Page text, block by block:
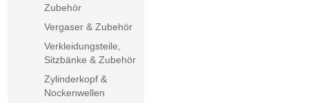
Zubehör
Vergaser & Zubehör
Verkleidungsteile,
Sitzbänke & Zubehör
Zylinderkopf &
Nockenwellen